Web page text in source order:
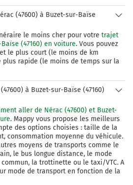
(47600) à Buzet-sur-Baïse
le moins cher pour votre trajet
(47160) en voiture. Vous pouvez
le plus court (le moins de km
rapide (le moins de temps sur la
à Buzet-sur-Baïse (47160)
aller de Nérac (47600) et Buzet-
. Mappy vous propose les meilleurs
des options choisies : taille de la
consommation moyenne du véhicule.
moyens de transports comme le
le bus longue distance, le mode
la trottinette ou le taxi/VTC. A
mode de transport en fonction de la